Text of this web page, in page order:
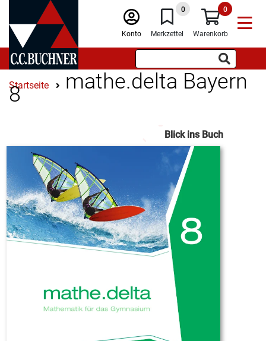
Konto
0
Merkzettel
0
Warenkorb
Startseite mathe.delta Bayern
8
Blick ins Buch